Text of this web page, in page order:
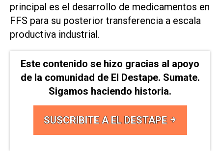
principal es el desarrollo de medicamentos en
FFS para su posterior transferencia a escala
productiva industrial.
Este contenido se hizo gracias al apoyo
de la comunidad de El Destape. Sumate.
Sigamos haciendo historia.
SUSCRIBITE A EL DESTAPE